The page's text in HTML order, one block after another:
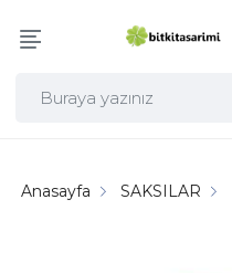
Anasayfa SAKSILAR